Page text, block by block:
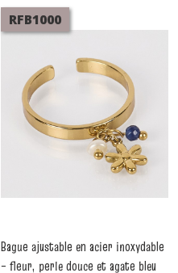
RFB1000
Bague ajustable en acier inoxydable
– fleur, perle douce et agate bleu